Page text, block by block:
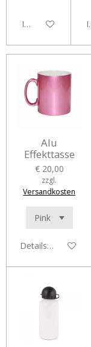
In den Warenkorb
Alu
Effekttasse
€ 20,00
zzgl.
Versandkosten
Details anzeigen